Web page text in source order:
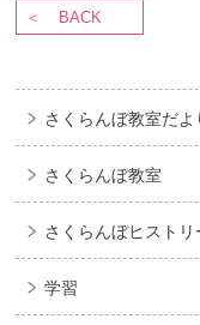
BACK
さくらんぼ教室だよ
さくらんぼ教室
さくらんぼヒストリ
学習